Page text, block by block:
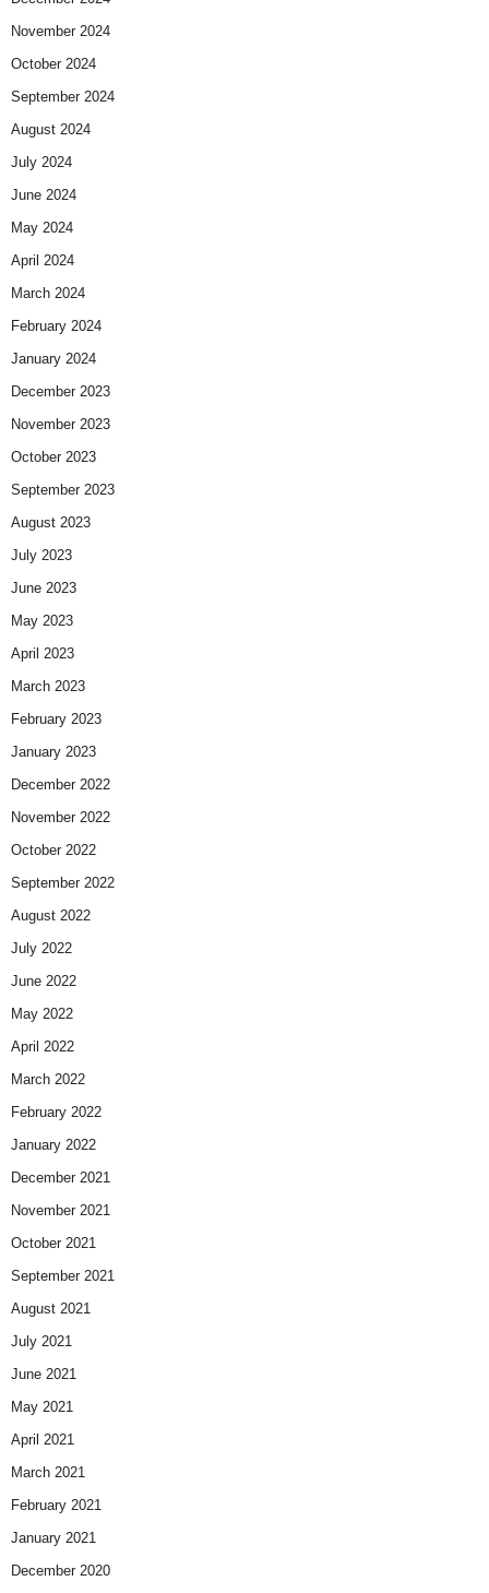
November 2024
October 2024
September 2024
August 2024
July 2024
June 2024
May 2024
April 2024
March 2024
February 2024
January 2024
December 2023
November 2023
October 2023
September 2023
August 2023
July 2023
June 2023
May 2023
April 2023
March 2023
February 2023
January 2023
December 2022
November 2022
October 2022
September 2022
August 2022
July 2022
June 2022
May 2022
April 2022
March 2022
February 2022
January 2022
December 2021
November 2021
October 2021
September 2021
August 2021
July 2021
June 2021
May 2021
April 2021
March 2021
February 2021
January 2021
December 2020